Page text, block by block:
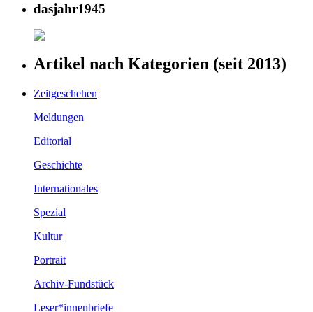
dasjahr1945
Artikel nach Kategorien (seit 2013)
Zeitgeschehen
Meldungen
Editorial
Geschichte
Internationales
Spezial
Kultur
Portrait
Archiv-Fundstück
Leser*innenbriefe